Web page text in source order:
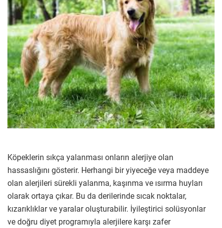
Köpeklerin sıkça yalanması onların alerjiye olan
hassaslığını gösterir. Herhangi bir yiyeceğe veya maddeye
olan alerjileri sürekli yalanma, kaşınma ve ısırma huyları
olarak ortaya çıkar. Bu da derilerinde sıcak noktalar,
kızarıklıklar ve yaralar oluşturabilir. İyileştirici solüsyonlar
ve doğru diyet programıyla alerjilere karşı zafer